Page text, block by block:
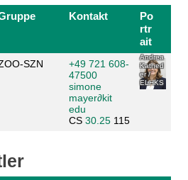
Kontakt
Po
rtr
ait
SZN
+49 721 608-
47500
simone
mayer∂kit
edu
CS 30.25115
Andrea
Kathed
er /
ELHKS